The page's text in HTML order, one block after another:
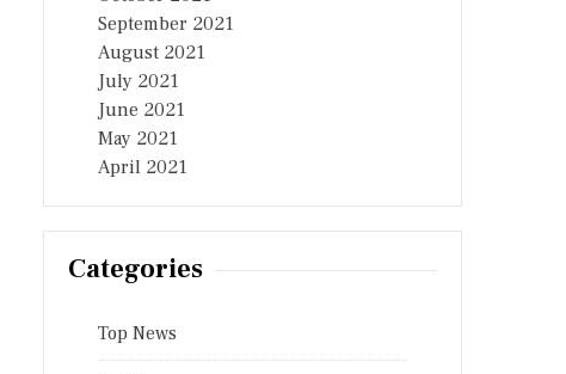
September 2021
August 2021
July 2021
June 2021
May 2021
April 2021
Categories
Top News